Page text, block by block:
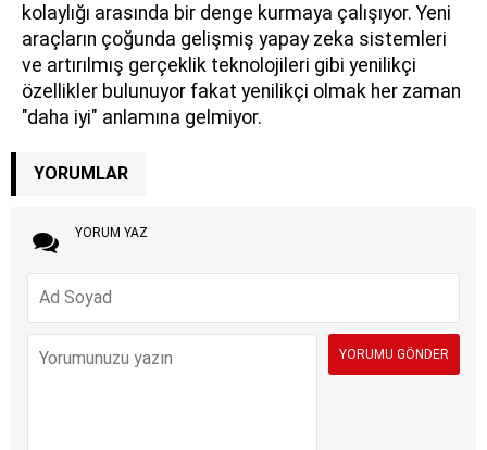
kolaylığı arasında bir denge kurmaya çalışıyor. Yeni
araçların çoğunda gelişmiş yapay zeka sistemleri
ve artırılmış gerçeklik teknolojileri gibi yenilikçi
özellikler bulunuyor fakat yenilikçi olmak her zaman
"daha iyi" anlamına gelmiyor.
YORUMLAR
YORUM YAZ